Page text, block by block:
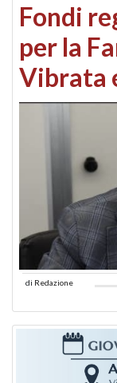
Fondi
per la
Vibrata
di Redazione